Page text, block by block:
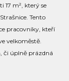
17 m², který se
Tento
pracovníky, kteří
velkoměstě.
či úplně prázdná